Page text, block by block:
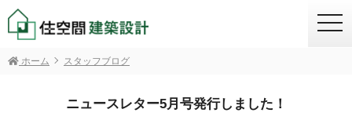
ホーム スタッフブログ
ニュースレター5月号発行しました！